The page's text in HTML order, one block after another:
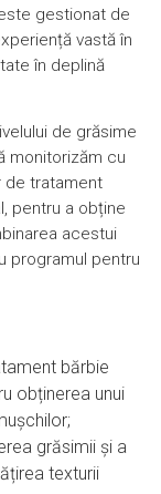
gestionat de
vastă în
în deplină
de grăsime
monitorizăm cu
de tratament
pentru a obține
acestui
programul pentru
bărbie
obținerea unui
grăsimii și a
texturii